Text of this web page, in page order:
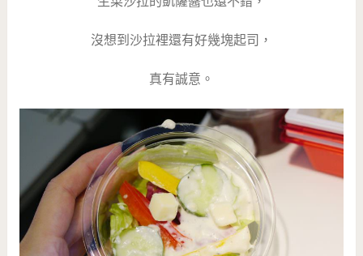
沒想到沙拉裡還有好幾塊起司，
真有誠意。